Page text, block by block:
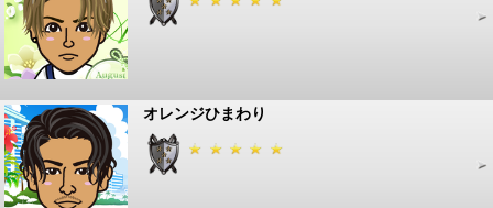
オレンジひまわり